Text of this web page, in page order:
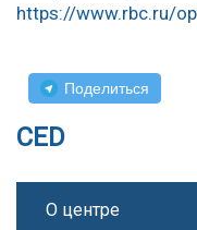
https://www.rbc.ru/
Поделиться
CED
О центре